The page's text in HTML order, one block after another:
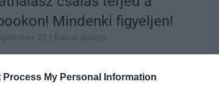
Process My Personal Information
Mindenki figyeljen!
22 | Bakos Balázs
fiókjának álcázva próbálja